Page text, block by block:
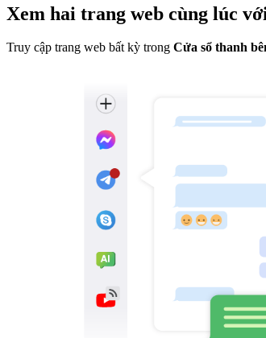
Xem hai trang web cùng lúc
Truy cập trang web bất kỳ trong Cửa sổ thanh